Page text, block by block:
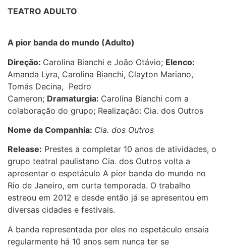
TEATRO ADULTO
A pior banda do mundo (Adulto)
Direção: Carolina Bianchi e João Otávio; Elenco:
Amanda Lyra, Carolina Bianchi, Clayton Mariano,
Tomás Decina, Pedro
Cameron; Dramaturgia: Carolina Bianchi com a
colaboração do grupo; Realização: Cia. dos Outros
Nome da Companhia: Cia. dos Outros
Release: Prestes a completar 10 anos de atividades, o
grupo teatral paulistano Cia. dos Outros volta a
apresentar o espetáculo A pior banda do mundo no
Rio de Janeiro, em curta temporada. O trabalho
estreou em 2012 e desde então já se apresentou em
diversas cidades e festivais.
A banda representada por eles no espetáculo ensaia
regularmente há 10 anos sem nunca ter se